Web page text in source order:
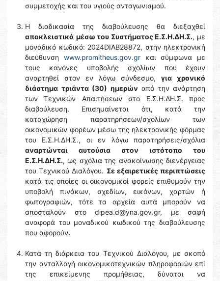
συμμετοχής και του υγιούς ανταγωνισμού.
Η διαδικασία της διαβούλευσης θα διεξαχθεί
αποκλειστικά μέσω του Συστήματος Ε.Σ.Η.ΔΗ.Σ., με
μοναδικό κωδικό: 2024DIAB28872, στην ηλεκτρονική
διεύθυνση www.promitheus.gov.grκαι σύμφωνα με
τους κανόνες υποβολής σχολίων που έχουν
αναρτηθεί στον εν λόγω σύνδεσμο, για χρονικό
διάστημα τριάντα (30) ημερών από την ανάρτηση
των Τεχνικών Απαιτήσεων στο Ε.Σ.Η.ΔΗ.Σ. προς
διαβούλευση. Επισημαίνεται ότι, κατά την
καταχώρηση παρατηρήσεων/σχολίων των
οικονομικών φορέων μέσω της ηλεκτρονικής φόρμας
του Ε.Σ.Η.ΔΗ.Σ., οι εν λόγω παρατηρήσεις/σχόλια
αναρτώνται αυτούσια στον ιστότοπο του
Ε.Σ.Η.ΔΗ.Σ., ως σχόλια της ανακοίνωσης διενέργειας
του Τεχνικού Διαλόγου. Σε εξαιρετικές περιπτώσεις
κατά τις οποίες οι οικονομικοί φορείς επιθυμούν την
υποβολή πινάκων, σχεδίων, εικόνων, χαρτών ή
φωτογραφιών, τότε τα αρχεία αυτά μπορούν να
αποσταλούν στο dipea.d@yna.gov.gr, με σαφή
αναφορά του μοναδικού κωδικού της διαβούλευσης
που αφορούν.
Κατά τη διάρκεια του Τεχνικού Διαλόγου, με σκοπό
την ανταλλαγή οικονομικοτεχνικών πληροφοριών επί
της επικείμενης προμήθειας, δύναται να